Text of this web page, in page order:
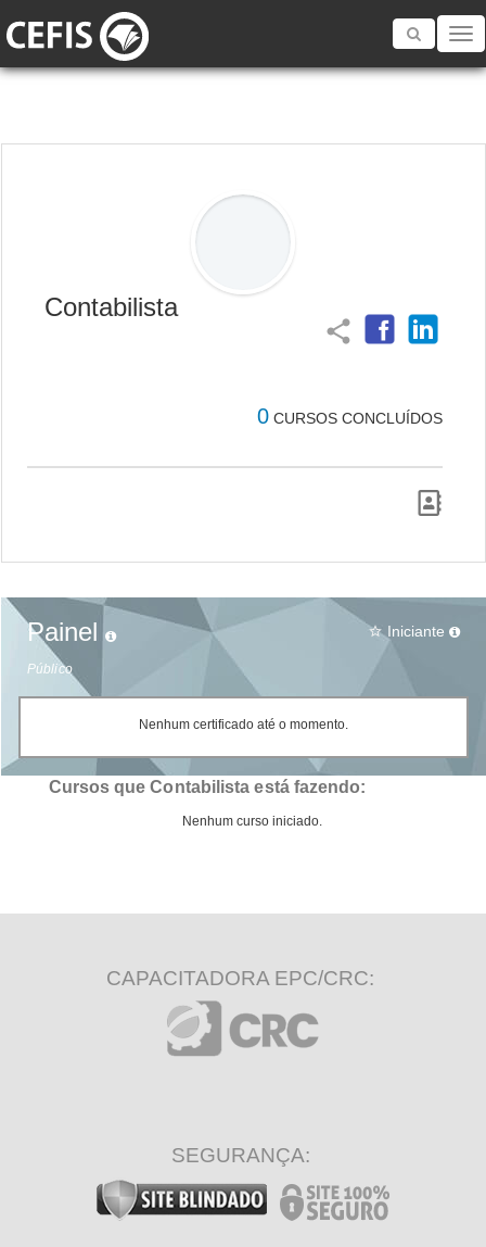
Toggle
Contabilista
share
0 CURSOS CONCLUÍDOS
Painel
Público
star_border Iniciante
Nenhum certificado até o momento.
Cursos que Contabilista está fazendo:
Nenhum curso iniciado.
CAPACITADORA EPC/CRC:
SEGURANÇA: